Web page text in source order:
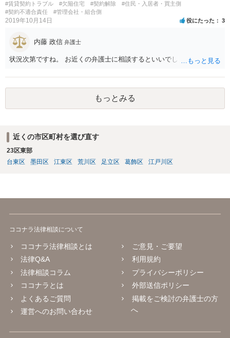
そして、もし騒音が「一般人基準」で我慢できないレベルの音を継続
的に出している場合は、慰謝料を支払う義務が生じることになりま
もらえないので（逆にクレーマー扱いの憂き目に遭います）、最寄り
の自治体に相談して騒音の測定器を貸してもらうなど、客観的な証拠
を集めるところから始めましょう。 そこまでする精神的な余裕がない
#賃貸契約トラブル #欠陥住宅 #契約解除
#住民・入居者・買主側
#契約不適合責任
#管理会社・組合側
2019年10月14日 役にたった 3
内藤 政信 弁護士
状況次第ですね。 お近くの弁護士に相談するといいでしょう。
もっとみる
近くの市区町村を選び直す
23区東部
台東区
墨田区 江東区 荒川区 足立区 葛飾区 江戸川区
ココナラ法律相談について
ココナラ法律相談とは
法律Q&A
法律相談コラム
ココナラとは
よくあるご質問
運営へのお問い合わせ
ご意見・ご要望
利用規約
プライバシーポリシー
外部送信ポリシー
掲載をご検討の弁護士の方
へ